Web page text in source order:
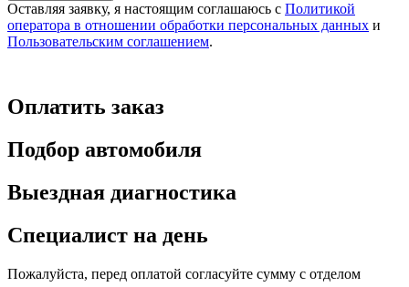
Оставляя заявку, я настоящим соглашаюсь с Политикой
оператора в отношении обработки персональных данных и
Пользовательским соглашением.
Оплатить заказ
Подбор автомобиля
Выездная диагностика
Специалист на день
Пожалуйста, перед оплатой согласуйте сумму с отделом